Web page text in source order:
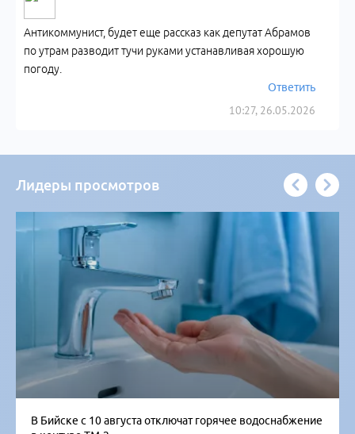
10:27, 26.05.2026
Антикоммунист, будет еще рассказ как депутат Абрамов
по утрам разводит тучи руками устанавливая хорошую
погоду.
Ответить
Лидеры просмотров
В Бийске с 10 августа отключат горячее водоснабжение